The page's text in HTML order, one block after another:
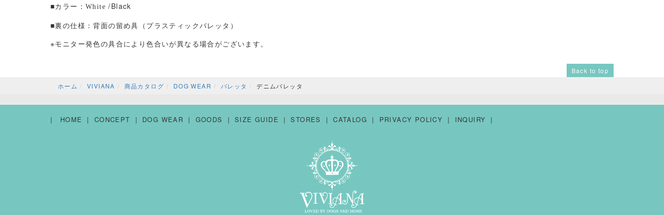
■カラー： White /Black
■裏の仕様：背面の留め具（プラスティックバレッタ）
※モニター発色の具合により色合いが異なる場合がございます。
Back to top
ホーム
VIVIANA 商品カタログ DOG WEAR バレッタ デニムバレッタ
HOME CONCEPT DOG WEAR GOODS SIZE GUIDE STORES CATALOG PRIVACY POLICY INQUIRY